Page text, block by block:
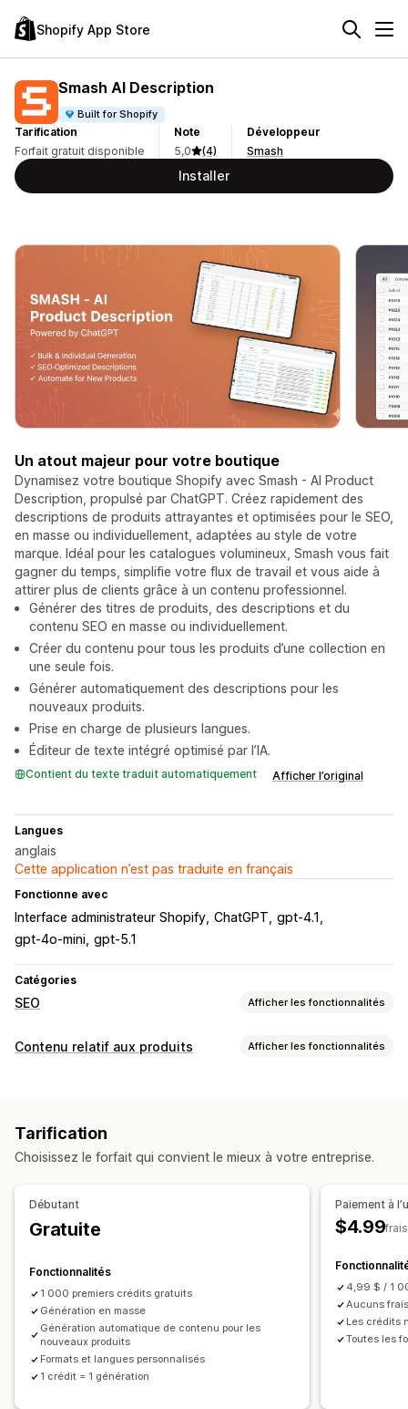
Shopify App Store
Smash AI Description
Built for Shopify
Tarification
Forfait gratuit disponible
Note
5,0
(4)
Développeur
Smash
Installer
Un atout majeur pour votre boutique
Dynamisez votre boutique Shopify avec Smash - AI Product
Description, propulsé par ChatGPT. Créez rapidement des
descriptions de produits attrayantes et optimisées pour le SEO,
en masse ou individuellement, adaptées au style de votre
marque. Idéal pour les catalogues volumineux, Smash vous fait
gagner du temps, simplifie votre flux de travail et vous aide à
attirer plus de clients grâce à un contenu professionnel.
Générer des titres de produits, des descriptions et du
contenu SEO en masse ou individuellement.
Créer du contenu pour tous les produits d’une collection en
une seule fois.
Générer automatiquement des descriptions pour les
nouveaux produits.
Prise en charge de plusieurs langues.
Éditeur de texte intégré optimisé par l’IA.
Contient du texte traduit automatiquement Afficher l’original
Langues
anglais
Cette application n’est pas traduite en français
Fonctionne avec
Interface administrateur Shopify ChatGPT gpt-4.1
gpt-4o-mini gpt-5.1
Catégories
SEO Afficher les fonctionnalités
Outils SEO
Suivi des performances
Test
Contenu relatif aux produits Afficher les fonctionnalités
Tarification
Choisissez le forfait qui convient le mieux à votre entreprise.
Débutant
Gratuite
Fonctionnalités
1 000 premiers crédits gratuits
Génération en masse
Génération automatique de contenu pour les
nouveaux produits
Formats et langues personnalisés
1 crédit = 1 génération
Paiement à
$4.99
4,99 $ / 1
Aucuns
Les crédits
Toutes les